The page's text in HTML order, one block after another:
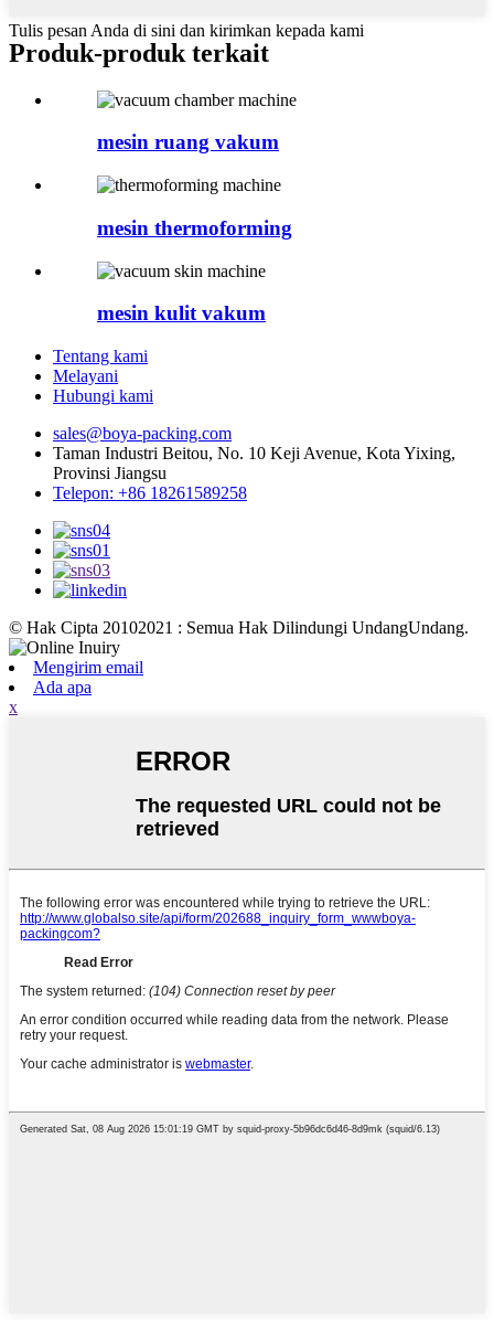
Tulis pesan Anda di sini dan kirimkan kepada kami
Produk-produk terkait
mesin ruang vakum
mesin thermoforming
mesin kulit vakum
Tentang kami
Melayani
Hubungi kami
sales@boya-packing.com
Taman Industri Beitou, No. 10 Keji Avenue, Kota Yixing,
Provinsi Jiangsu
Telepon: +86 18261589258
© Hak Cipta 20102021 : Semua Hak Dilindungi UndangUndang.
Mengirim email
Ada apa
x